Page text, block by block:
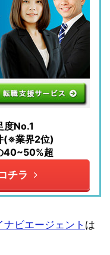
度No.1
(※業界2位)
40~50%超
チラ
ナビエージェント は